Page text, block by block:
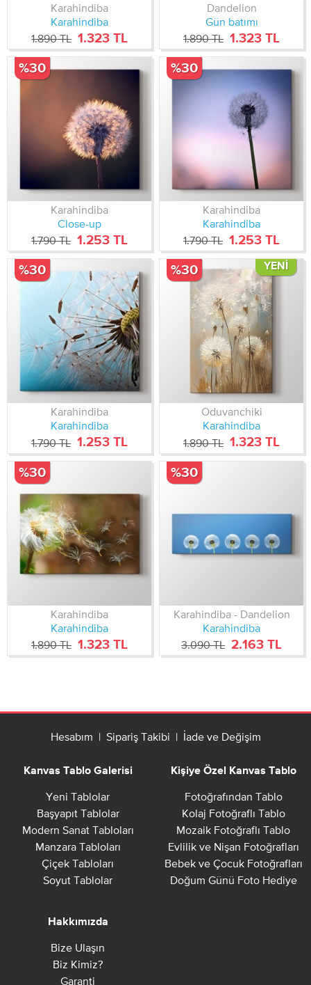
Karahindiba
Karahindiba
1.890 TL 1.323 TL
Dandelion
Gün batımı
1.890 TL 1.323 TL
Karahindiba
Close-up
1.790 TL 1.253 TL
%30
Karahindiba
Karahindiba
1.790 TL 1.253 TL
%30
Karahindiba
Karahindiba
1.790 TL 1.253 TL
%30 YENI
Oduvanchiki
Karahindiba
1.890 TL 1.323 TL
%30
Karahindiba
Karahindiba
1.890 TL 1.323 TL
%30
Karahindiba - Dandelion
Karahindiba
3.090 TL 2.163 TL
%30
Hesabım | Sipariş Takibi | İade ve Değişim
Kanvas Tablo Galerisi
Yeni Tablolar
Başyapıt Tablolar
Modern Sanat Tabloları
Manzara Tabloları
Çiçek Tabloları
Soyut Tablolar
Kişiye Özel Kanvas Tablo
Fotoğrafından Tablo
Kolaj Fotoğraflı Tablo
Mozaik Fotoğraflı Tablo
Evlilik ve Nişan Fotoğrafları
Bebek ve Çocuk Fotoğrafları
Doğum Günü Foto Hediye
Hakkımızda
Bize Ulaşın
Biz Kimiz?
Garanti